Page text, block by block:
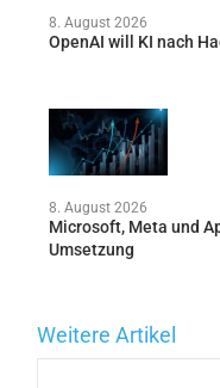
8. August 2026
OpenAI will KI nach
8. August 2026
Microsoft, Meta und
Umsetzung
Weitere Artikel